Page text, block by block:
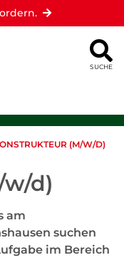
SUCHE
(M/W/D)
d)
am
suchen
im Bereich